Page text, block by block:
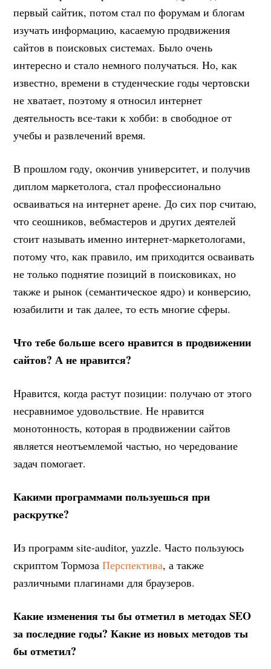
первый сайтик, потом стал по форумам и блогам
изучать информацию, касаемую продвижения
сайтов в поисковых системах. Было очень
интересно и стало немного получаться. Но, как
известно, времени в студенческие годы чертовски
не хватает, поэтому я относил интернет
деятельность все-таки к хобби: в свободное от
учебы и развлечений время.
В прошлом году, окончив университет, и получив
диплом маркетолога, стал профессионально
осваиваться на интернет арене. До сих пор считаю,
что сеошников, вебмастеров и других деятелей
стоит называть именно интернет-маркетологами,
потому что, как правило, им приходится осваивать
не только поднятие позиций в поисковиках, но
также и рынок (семантическое ядро) и конверсию,
юзабилити и так далее, то есть многие сферы.
Что тебе больше всего нравится в продвижении
сайтов? А не нравится?
Нравится, когда растут позиции: получаю от этого
несравнимое удовольствие. Не нравится
монотонность, которая в продвижении сайтов
является неотъемлемой частью, но чередование
задач помогает.
Какими программами пользуешься при
раскрутке?
Из программ site-auditor, yazzle. Часто пользуюсь
скриптом ТормозаПерспектива, а также
различными плагинами для браузеров.
Какие изменения ты бы отметил в методах SEO
за последние годы? Какие из новых методов ты
бы отметил?